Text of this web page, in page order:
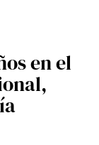
en el